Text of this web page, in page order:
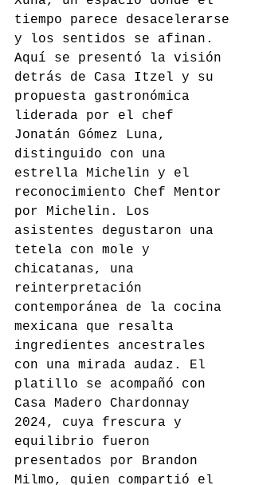
tiempo parece desacelerarse
y los sentidos se afinan.
Aquí se presentó la visión
detrás de Casa Itzel y su
propuesta gastronómica
liderada por el chef
Jonatán Gómez Luna,
distinguido con una
estrella Michelin y el
reconocimiento Chef Mentor
por Michelin. Los
asistentes degustaron una
tetela con mole y
chicatanas, una
reinterpretación
contemporánea de la cocina
mexicana que resalta
ingredientes ancestrales
con una mirada audaz. El
platillo se acompañó con
Casa Madero Chardonnay
2024, cuya frescura y
equilibrio fueron
presentados por Brandon
Milmo, quien compartió el